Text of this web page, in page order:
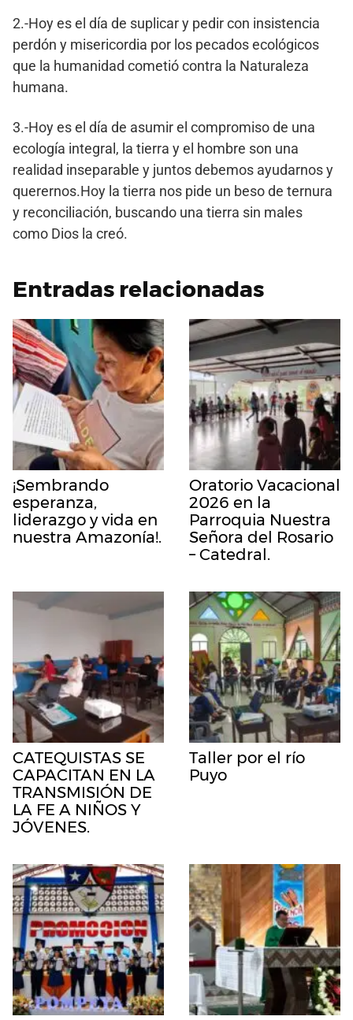
2.-Hoy es el día de suplicar y pedir con insistencia
perdón y misericordia por los pecados ecológicos
que la humanidad cometió contra la Naturaleza
humana.
3.-Hoy es el día de asumir el compromiso de una
ecología integral, la tierra y el hombre son una
realidad inseparable y juntos debemos ayudarnos y
querernos.Hoy la tierra nos pide un beso de ternura
y reconciliación, buscando una tierra sin males
como Dios la creó.
Entradas relacionadas
¡Sembrando
esperanza,
liderazgo y vida en
nuestra Amazonía!.
Oratorio Vacacional
2026 en la
Parroquia Nuestra
Señora del Rosario
– Catedral.
CATEQUISTAS SE
CAPACITAN EN LA
TRANSMISIÓN DE
LA FE A NIÑOS Y
JÓVENES.
Taller por el río
Puyo